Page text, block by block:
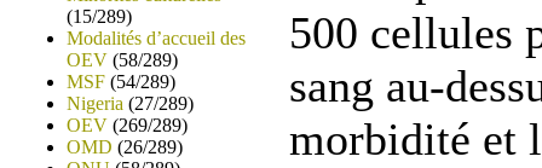
(15/289)
Modalités d’accueil des
OEV (58/289)
MSF (54/289)
Nigeria (27/289)
OEV (269/289)
OMD (26/289)
500 cellules
sang au-
morbidité et